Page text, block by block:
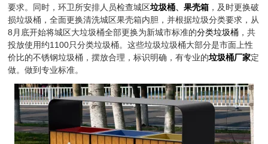
要求。同时，环卫所安排人员检查城区垃圾桶、果壳箱 ，及时更换破
损垃圾桶，全面更换清洗城区果壳箱内胆，并根据垃圾分类要求，从
8月底开始将城区大垃圾桶全部更换为新城市标准的分类垃圾桶 ，共
投放使用约1100只分类垃圾桶。这些垃圾垃圾桶大部分是市面上性
价比的不锈钢垃圾桶，摆放合理，标识明确，有专业的垃圾桶厂家定
做。做到专业标准。